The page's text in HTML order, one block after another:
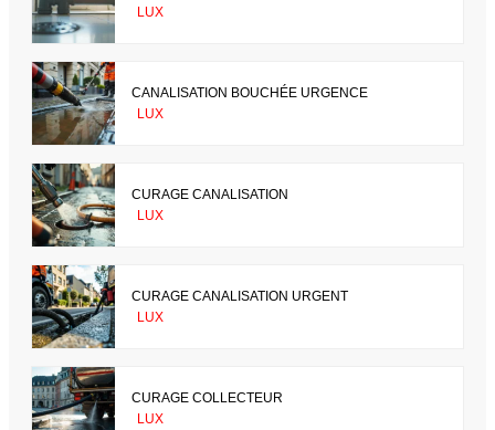
LUX
CANALISATION BOUCHÉE URGENCE
LUX
CURAGE CANALISATION
LUX
CURAGE CANALISATION URGENT
LUX
CURAGE COLLECTEUR
LUX